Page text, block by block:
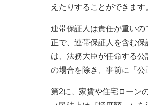
えたりすることができます
連帯保証人は責任が重い
正で、連帯保証人を含む
は、法務大臣が任命する
の場合を除き、事前に『公
第2に、家賃や住宅ローン